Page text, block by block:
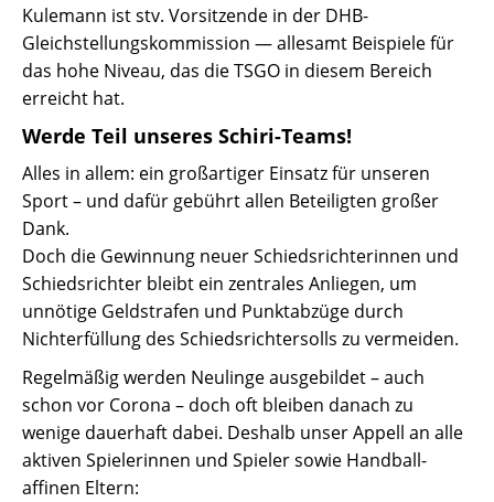
Kulemann ist stv. Vorsitzende in der DHB-
Gleichstellungskommission — allesamt Beispiele für
das hohe Niveau, das die TSGO in diesem Bereich
erreicht hat.
Werde Teil unseres Schiri-Teams!
Alles in allem: ein großartiger Einsatz für unseren
Sport – und dafür gebührt allen Beteiligten großer
Dank.
Doch die Gewinnung neuer Schiedsrichterinnen und
Schiedsrichter bleibt ein zentrales Anliegen, um
unnötige Geldstrafen und Punktabzüge durch
Nichterfüllung des Schiedsrichtersolls zu vermeiden.
Regelmäßig werden Neulinge ausgebildet – auch
schon vor Corona – doch oft bleiben danach zu
wenige dauerhaft dabei. Deshalb unser Appell an alle
aktiven Spielerinnen und Spieler sowie Handball-
affinen Eltern: